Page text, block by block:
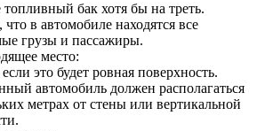
топливный бак хотя бы на треть.
что в автомобиле находятся все
грузы и пассажиры.
место:
это будет ровная поверхность.
автомобиль должен располагаться
метрах от стены или вертикальной